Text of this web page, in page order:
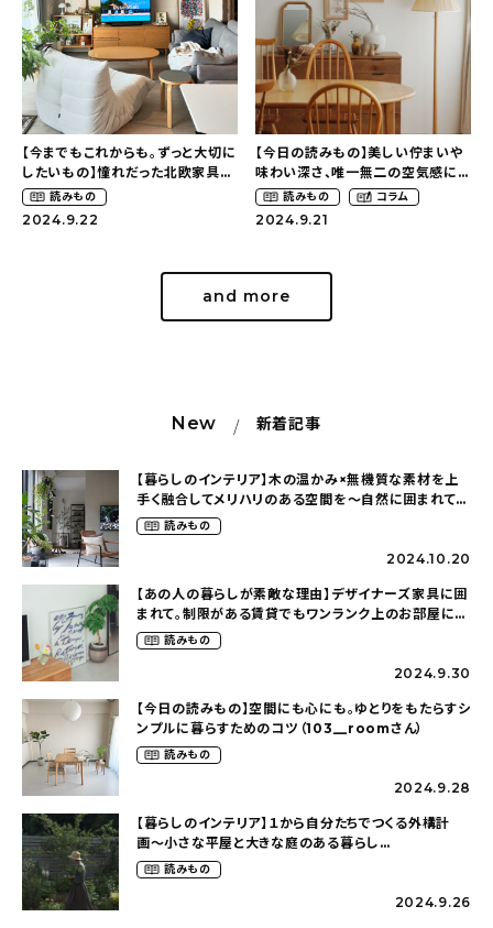
About
会社概要
プライバシーポリシー
【今までもこれからも。ずっと大切に
したいもの】憧れだった北欧家具の
ある暮らしの風景（m._.k_home
さん）
読みもの
2024.9.22
【今日の読みもの】美しい佇まいや
味わい深さ、唯一無二の空気感に
魅了されて。ヴィンテージインテリ
アを楽しむ暮らし（sn__y.emさ
読みもの コラム
2024.9.21
and more
New 新着記事
【暮らしのインテリア】木の温かみ×無機質な素材を上
手く融合してメリハリのある空間を〜自然に囲まれて暮
らす（ki_no_ieさん）
読みもの
2024.10.20
【あの人の暮らしが素敵な理由】デザイナーズ家具に囲
まれて。制限がある賃貸でもワンランク上のお部屋に〜
狭くても好きな暮らしのこと（_____chika708さん）
読みもの
2024.9.30
【今日の読みもの】空間にも心にも。ゆとりをもたらすシ
ンプルに暮らすためのコツ（103__roomさん）
読みもの
2024.9.28
【暮らしのインテリア】１から自分たちでつくる外構計
画〜小さな平屋と大きな庭のある暮らし
（tsumikiniwaさん）
読みもの
2024.9.26